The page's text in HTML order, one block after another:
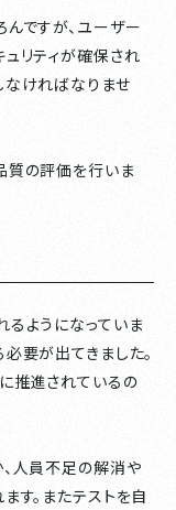
ですが、ユーザー
リティが確保され
なければなりませ
質の評価を行いま
るようになっていま
要が出てきました。
推進されているの
人員不足の解消や
す。またテストを自